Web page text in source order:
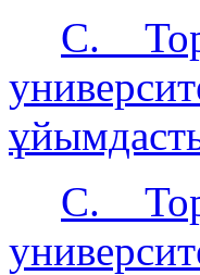
С.
С.